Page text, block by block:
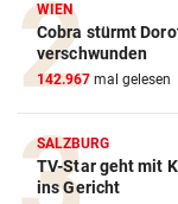
WIEN
Cobra stürmt
verschwunden
142.967 mal gelesen
SALZBURG
TV-Star geht mit
ins Gericht